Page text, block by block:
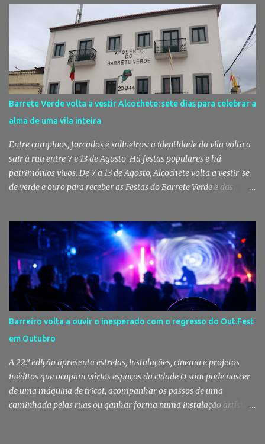
fruta, das ervas e do pão acabado de cozer. Há 150 anos que esta
rotina se repete no Mercado do Livramento, um espaço que
continua a ser muito mais do que um mercado: é um dos maiores
símbolos da identidade setubalense. Mercado celebrou 150 anos
no último dia de Julho Foi considerado pela revista norte-
americana USA Today um dos melhores mercados de peixe do
mundo. Mas, para os setubalenses, o Mercado do Livramento vale
muito mais do que qualquer distinção internacional. O Mercado do
Livramento assinalou, no dia 31 de Julho, os 150 anos de existência
com uma cerimónia comemorativa na qual a Câmara Municipal
de Setúbal desta...
Barrete Verde volta a vestir Alcochete: sete dias para celebrar a
alma de uma vila inteira
Entre campinos, forcados e salineiros: a identidade da vila volta a
sair à rua entre 7 e 13 de Agosto Há festas populares e há
patrimónios vivos. De 7 a 13 de Agosto, Alcochete volta a vestir-se
de verde e ouro para receber as Festas do Barrete Verde e das
Fernando Correia Marques e Luís Sequeira lideram o cartaz
musical, mas são o campino, o salineiro, o forcado e a ligação ao
Tejo que continuam a dar alma a uma celebração que atravessa
gerações e faz da vila um dos destinos mais emblemáticos do
verão português. Aposento do Barrete Verde continua a fazer
acontecer a Festa Há um momento em que Alcochete deixa de
viver apenas junto ao rio para passar a viver com o rio. A partir
daí, o som das ruas muda, as varandas enchem-se de verde, o
cheiro da sardinha assada mistura-se com a brisa do estuário e
milhares de pessoas regressam à vila para celebrar aqu...
Barreiro volta a ouvir o inesperado com o regresso do Out.Fest
em Outubro
A 22.ª edição apresenta estreias, instalações, cinema e projetos
inéditos que ocupam vários espaços da cidade O som pode nascer
de uma máquina de tricot, acompanhar os passos de uma
caminhada pelas ruas ou ganhar forma numa instalação artística.